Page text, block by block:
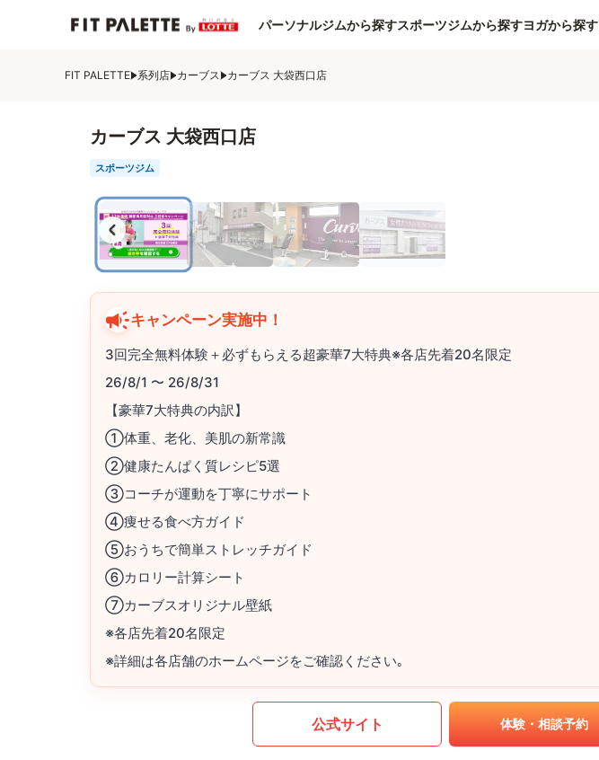
パーソナルジムから探すスポーツジムから探すヨガから探す
FIT PALETTE 系列店 カーブス カーブス 大袋西口店
カーブス 大袋西口店
スポーツジム
キャンペーン実施中！
3回完全無料体験＋必ずもらえる超豪華7大特典※各店先着20名限定
26/8/1 〜 26/8/31
【豪華7大特典の内訳】
①体重、老化、美肌の新常識
②健康たんぱく質レシピ5選
③コーチが運動を丁寧にサポート
④痩せる食べ方ガイド
⑤おうちで簡単ストレッチガイド
⑥カロリー計算シート
⑦カーブスオリジナル壁紙
※各店先着20名限定
※詳細は各店舗のホームページをご確認ください｡
公式サイト 体験・相談予約